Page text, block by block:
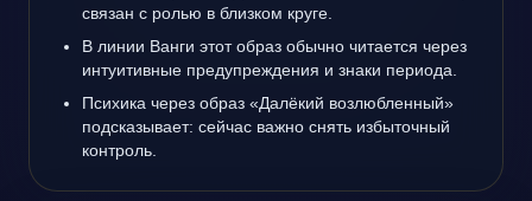
связан с ролью в близком круге.
В линии Ванги этот образ обычно читается через
интуитивные предупреждения и знаки периода.
Психика через образ «Далёкий возлюбленный»
подсказывает: сейчас важно снять избыточный
контроль.